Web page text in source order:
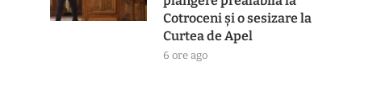
Cotroceni și o sesizare la
Curtea de Apel
6 ore ago